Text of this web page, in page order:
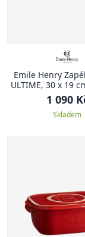
Emile Henry
ULTIME, 30 x 19
zelená
1 090
Skladem